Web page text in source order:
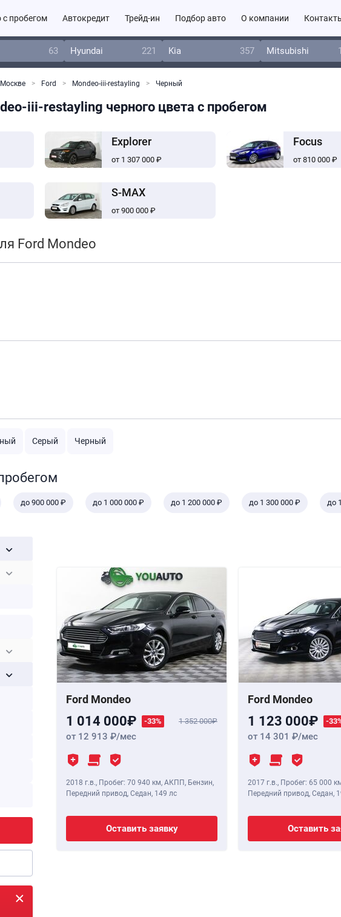
с пробегом Автокредит Трейд-ин Подбор авто О компании
63 Hyundai 221 Kia 357 Mitsubishi
Ford Mondeo-iii-restayling Черный
iii-restayling черного цвета с пробегом
Explorer
от 1 307 000 ₽
Focus
от 810 000 ₽
S-MAX
от 900 000 ₽
Ford Mondeo
Серый Черный
до 900 000 ₽ до 1 000 000 ₽ до 1 200 000 ₽ до 1 300 000 ₽ до
Ford Mondeo
1 014 000 -33% 1 352 000
от 12 913 /мес
2018 г.в., Пробег: 70 940 км, АКПП, Бензин,
Передний привод, Седан, 149 лс
Оставить заявку
Ford Mondeo
1 123 000 -
от 14 301 /мес
2017 г.в., Пробег: 65 000
Передний привод, Седан,
Оставить